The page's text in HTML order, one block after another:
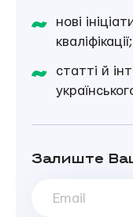
нові
кваліфікації;
статті й
Залиште